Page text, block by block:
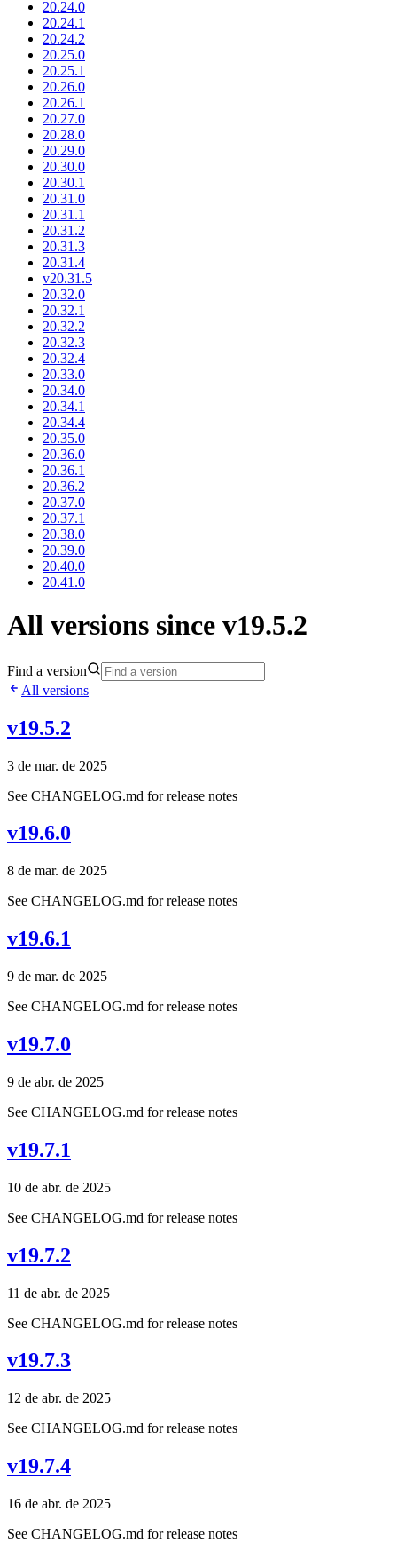
20.24.0
20.24.1
20.24.2
20.25.0
20.25.1
20.26.0
20.26.1
20.27.0
20.28.0
20.29.0
20.30.0
20.30.1
20.31.0
20.31.1
20.31.2
20.31.3
20.31.4
v20.31.5
20.32.0
20.32.1
20.32.2
20.32.3
20.32.4
20.33.0
20.34.0
20.34.1
20.34.4
20.35.0
20.36.0
20.36.1
20.36.2
20.37.0
20.37.1
20.38.0
20.39.0
20.40.0
20.41.0
All versions since v19.5.2
Find a version
All versions
v19.5.2
3 de mar. de 2025
See CHANGELOG.md for release notes
v19.6.0
8 de mar. de 2025
See CHANGELOG.md for release notes
v19.6.1
9 de mar. de 2025
See CHANGELOG.md for release notes
v19.7.0
9 de abr. de 2025
See CHANGELOG.md for release notes
v19.7.1
10 de abr. de 2025
See CHANGELOG.md for release notes
v19.7.2
11 de abr. de 2025
See CHANGELOG.md for release notes
v19.7.3
12 de abr. de 2025
See CHANGELOG.md for release notes
v19.7.4
16 de abr. de 2025
See CHANGELOG.md for release notes